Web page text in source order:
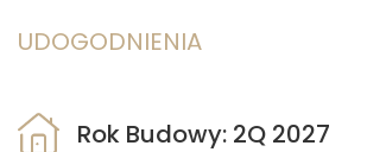
UDOGODNIENIA
Rok Budowy: 2Q 2027